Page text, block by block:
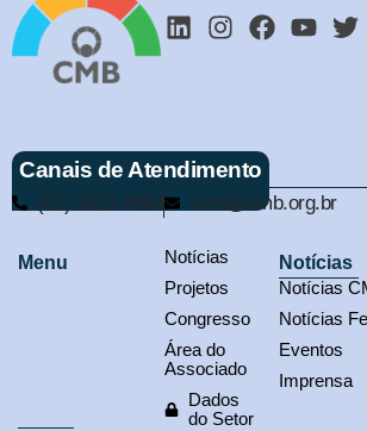
Canais de Atendimento
(61) 3321-9563 cmb@cmb.org.br
Menu
Notícias
Projetos
Congresso
Área do
Associado
Dados
do Setor
Notícias
Notícias
Notícias
Eventos
Imprensa